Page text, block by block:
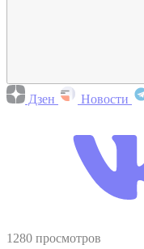
Дзен Новости
1280 просмотров